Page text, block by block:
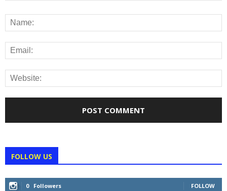
FOLLOW US
0 Followers FOLLOW